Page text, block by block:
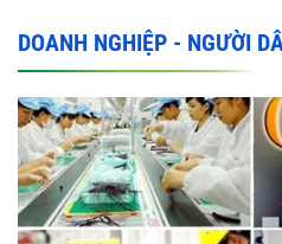
DOANH NGHIỆP - NGƯỜI